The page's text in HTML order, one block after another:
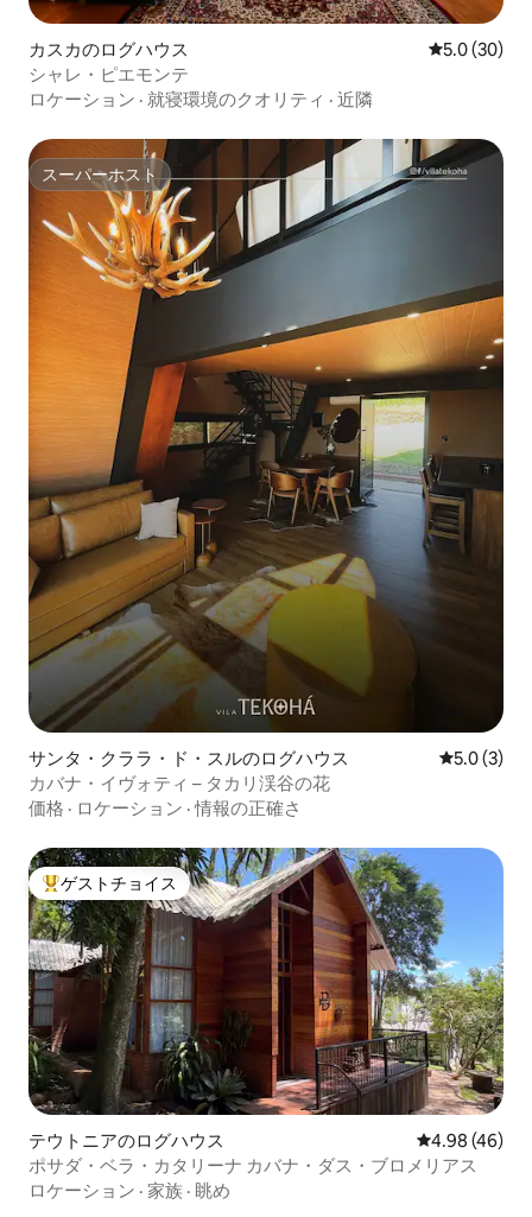
カスカのログハウス レビュー30
5.0 (30)
シャレ・ピエモンテ
ロケーション · 就寝環境のクオリティ · 近隣
スーパーホスト
スーパーホスト
サンタ・クララ・ド・スルのログハウス レビュー3
5.0 (3)
カバナ・イヴォティ – タカリ渓谷の花
価格 · ロケーション ·情報の正確さ
大好評のゲストチョイスです。
ゲストチョイス
テウトニアのログハウス レビュー46
4.98 (46)
ポサダ・ベラ・カタリーナ カバナ・ダス・ブロメリアス
ロケーション · 家族 · 眺め